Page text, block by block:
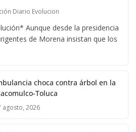
Diario Evolucion
Aunque desde la presidencia
de Morena insistan que los
choca contra árbol en la
Toluca
agosto, 2026